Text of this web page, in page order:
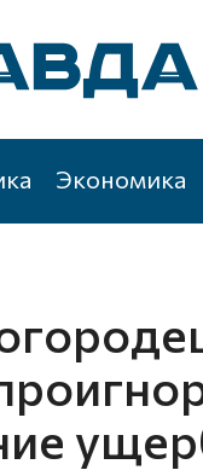
Экономика